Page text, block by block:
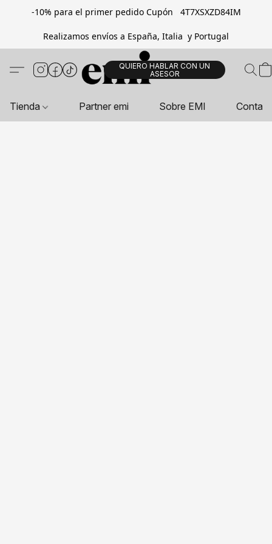
-10% para el primer pedido Cupón 4T7XSXZD84IM
Realizamos envíos a España, Italia y Portugal
QUIERO HABLAR CON UN
ASESOR
Tienda Partner emi Sobre EMI